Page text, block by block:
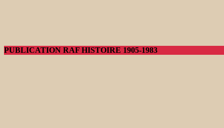
PUBLICATION RAF HISTOIRE 1905-1983